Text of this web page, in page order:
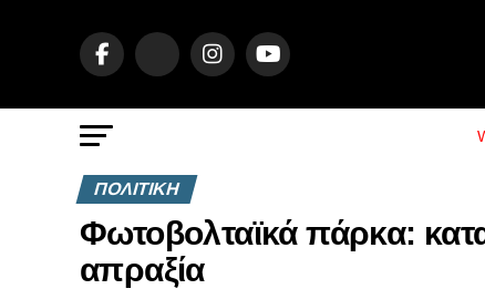
ΠΟΛΙΤΙΚΗ
Φωτοβολταϊκά πάρκα:
απραξία